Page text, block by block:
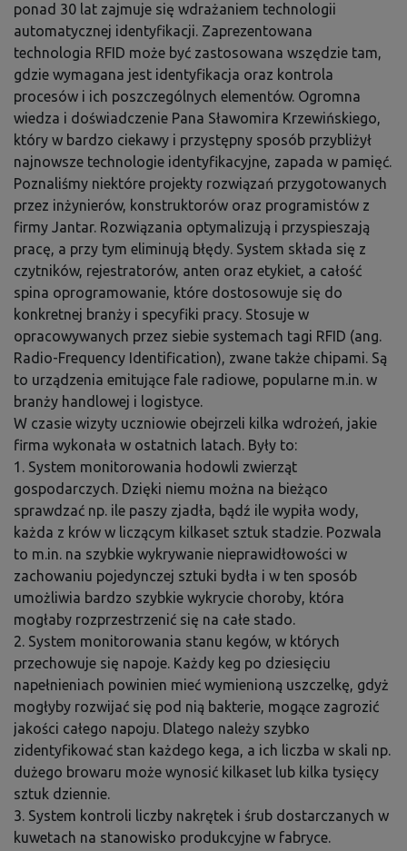
ponad 30 lat zajmuje się wdrażaniem technologii
automatycznej identyfikacji. Zaprezentowana
technologia RFID może być zastosowana wszędzie tam,
gdzie wymagana jest identyfikacja oraz kontrola
procesów i ich poszczególnych elementów. Ogromna
wiedza i doświadczenie Pana Sławomira Krzewińskiego,
który w bardzo ciekawy i przystępny sposób przybliżył
najnowsze technologie identyfikacyjne, zapada w pamięć.
Poznaliśmy niektóre projekty rozwiązań przygotowanych
przez inżynierów, konstruktorów oraz programistów z
firmy Jantar. Rozwiązania optymalizują i przyspieszają
pracę, a przy tym eliminują błędy. System składa się z
czytników, rejestratorów, anten oraz etykiet, a całość
spina oprogramowanie, które dostosowuje się do
konkretnej branży i specyfiki pracy. Stosuje w
opracowywanych przez siebie systemach tagi RFID (ang.
Radio-Frequency Identification), zwane także chipami. Są
to urządzenia emitujące fale radiowe, popularne m.in. w
branży handlowej i logistyce.
W czasie wizyty uczniowie obejrzeli kilka wdrożeń, jakie
firma wykonała w ostatnich latach. Były to:
1. System monitorowania hodowli zwierząt
gospodarczych. Dzięki niemu można na bieżąco
sprawdzać np. ile paszy zjadła, bądź ile wypiła wody,
każda z krów w liczącym kilkaset sztuk stadzie. Pozwala
to m.in. na szybkie wykrywanie nieprawidłowości w
zachowaniu pojedynczej sztuki bydła i w ten sposób
umożliwia bardzo szybkie wykrycie choroby, która
mogłaby rozprzestrzenić się na całe stado.
2. System monitorowania stanu kegów, w których
przechowuje się napoje. Każdy keg po dziesięciu
napełnieniach powinien mieć wymienioną uszczelkę, gdyż
mogłyby rozwijać się pod nią bakterie, mogące zagrozić
jakości całego napoju. Dlatego należy szybko
zidentyfikować stan każdego kega, a ich liczba w skali np.
dużego browaru może wynosić kilkaset lub kilka tysięcy
sztuk dziennie.
3. System kontroli liczby nakrętek i śrub dostarczanych w
kuwetach na stanowisko produkcyjne w fabryce.